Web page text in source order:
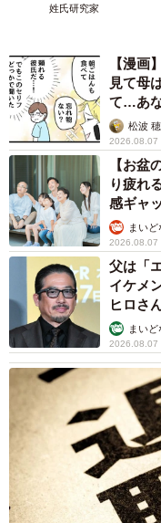
え〜！！！＝無重力猫ミル
ーー目が覚めたのか、
姓氏研究家
【漫画
見て母
て…あ
松波
2026.08.07
【お盆
り疲れ
感ギャ
まい
2026.08.07
父は「
イケメ
ヒロさ
まいど
2026.08.07